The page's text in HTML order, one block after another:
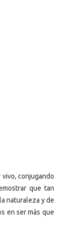
conjugando
que tan
naturaleza y de
en ser más que